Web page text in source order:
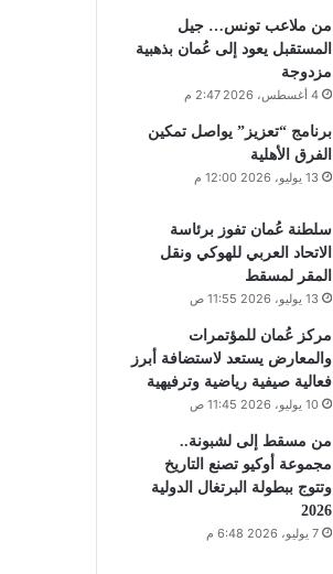
من ملاعب تونس… جيل
المستقبل يعود إلى عُمان بذهبية
مزدوجة
4 أغسطس، 2026 2:47 م
برنامج “تعزيز” يواصل تمكين
الفرق الأهلية
13 يوليو، 2026 12:00 م
سلطنة عُمان تفوز برئاسة
الاتحاد العربي للهوكي ونقل
المقر لمسقط
13 يوليو، 2026 11:55 ص
مركز عُمان للمؤتمرات
والمعارض يستعد لاستضافة أبرز
فعالية صيفية رياضية وترفيهية
10 يوليو، 2026 11:45 ص
من مسقط إلى لشبونة..
مجموعة أوكيو تصنع التاريخ
وتتوج ببطولة البرتغال الدولية
2026
7 يوليو، 2026 6:48 م